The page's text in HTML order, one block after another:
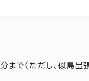
で（ただし、似島